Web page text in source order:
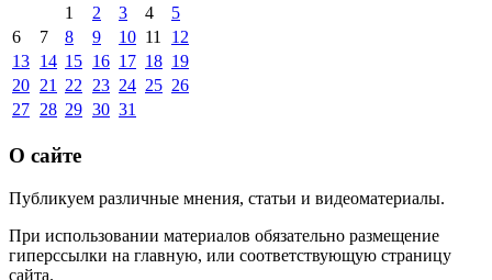
1
2 3 4
5
6
7 8 9 10 11
12
13 14 15 16 17 18 19
20 21 22 23 24 25 26
27 28 29 30 31
О сайте
Публикуем различные мнения, статьи и видеоматериалы.
При использовании материалов обязательно размещение
гиперссылки на главную, или соответствующую страницу
сайта.